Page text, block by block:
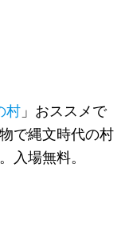
村 」おススメで
で縄文時代の村
入場無料。